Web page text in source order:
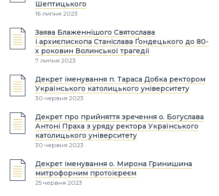
Шептицького
16 липня 2023
Заява Блаженнішого Святослава
і архиєпископа Станіслава Ґондецького до 80-
х роковин Волинської трагедії
7 липня 2023
Декрет іменування п. Тараса Добка ректором
Українського католицького університету
30 червня 2023
Декрет про прийняття зречення о. Богуслава
Антоні Праха з уряду ректора Українського
католицького університету
30 червня 2023
Декрет іменування о. Мирона Гринишина
митрофорним протоієреєм
25 червня 2023